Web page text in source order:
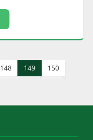
148 149
150